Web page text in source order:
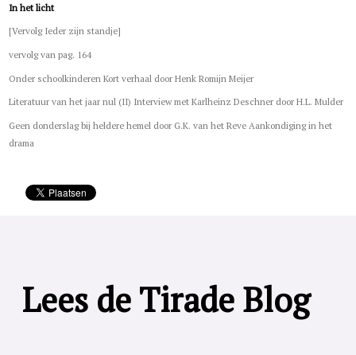
In het licht
[Vervolg Ieder zijn standje]
vervolg van pag. 164
Onder schoolkinderen Kort verhaal door Henk Romijn Meijer
Literatuur van het jaar nul (II) Interview met Karlheinz Deschner door H.L. Mulder
Geen donderslag bij heldere hemel door G.K. van het Reve Aankondiging in het
drama
Lees de Tirade Blog